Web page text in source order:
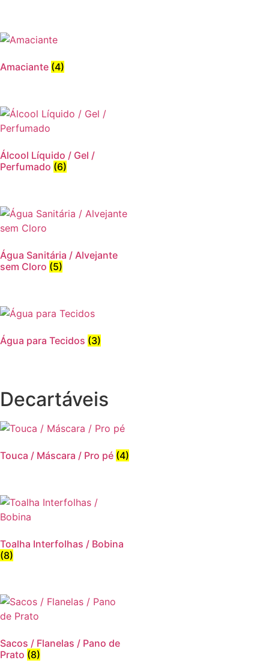
Amaciante (4)
Álcool Líquido / Gel /
Perfumado (6)
Água Sanitária / Alvejante
sem Cloro (5)
Água para Tecidos (3)
Decartáveis
Touca / Máscara / Pro pé (4)
Toalha Interfolhas / Bobina
(8)
Sacos / Flanelas / Pano de
Prato (8)